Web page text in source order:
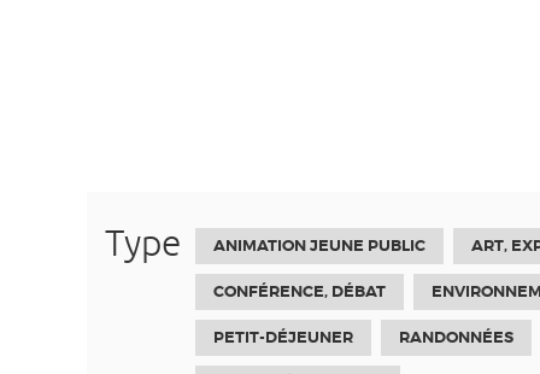
Type ANIMATION JEUNE PUBLIC ART,
CONFÉRENCE, DÉBAT
PETIT-DÉJEUNER RANDONNÉES